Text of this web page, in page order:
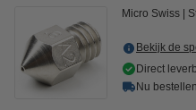
Micro Swiss
Bekijk de
Direct
Nu